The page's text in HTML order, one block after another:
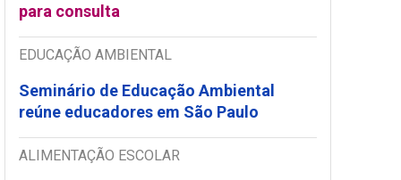
para consulta
EDUCAÇÃO AMBIENTAL
Seminário de Educação Ambiental
reúne educadores em São Paulo
ALIMENTAÇÃO ESCOLAR